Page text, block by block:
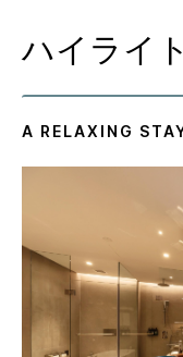
ハイライト